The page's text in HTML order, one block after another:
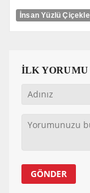
İnsan Yüzlü
İLK